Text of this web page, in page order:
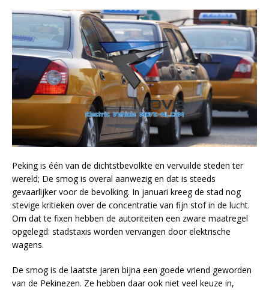
Peking is één van de dichtstbevolkte en vervuilde steden ter
wereld; De smog is overal aanwezig en dat is steeds
gevaarlijker voor de bevolking. In januari kreeg de stad nog
stevige kritieken over de concentratie van fijn stof in de lucht.
Om dat te fixen hebben de autoriteiten een zware maatregel
opgelegd: stadstaxis worden vervangen door elektrische
wagens.
De smog is de laatste jaren bijna een goede vriend geworden
van de Pekinezen. Ze hebben daar ook niet veel keuze in,